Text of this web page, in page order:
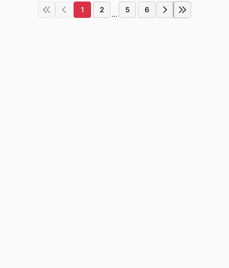
1 2 ... 5 6